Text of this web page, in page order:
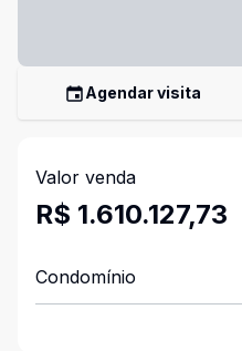
Agendar visita
Valor venda
R$ 1.610.127,73
Condomínio